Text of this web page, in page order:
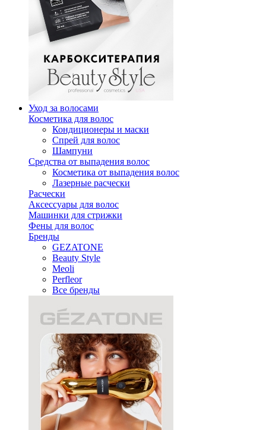
Уход за волосами
Косметика для волос
Кондиционеры и маски
Спрей для волос
Шампуни
Средства от выпадения волос
Косметика от выпадения волос
Лазерные расчески
Расчески
Аксессуары для волос
Машинки для стрижки
Фены для волос
Бренды
GEZATONE
Beauty Style
Meoli
Perfleor
Все бренды